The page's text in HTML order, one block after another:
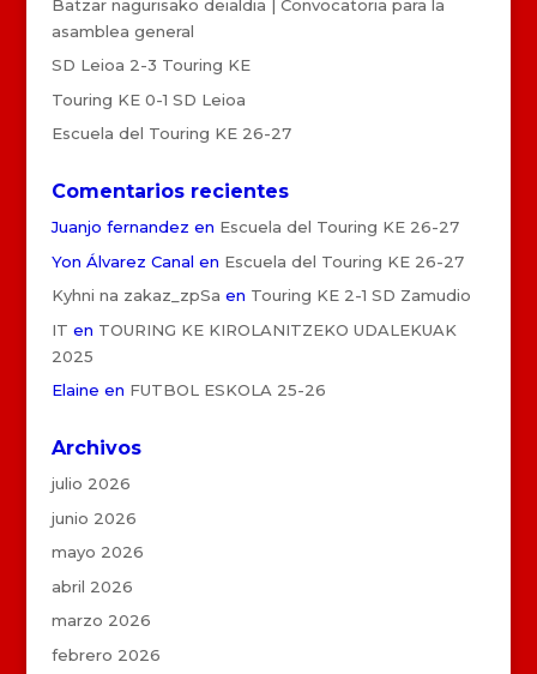
Batzar nagurisako deialdia | Convocatoria para la
asamblea general
SD Leioa 2-3 Touring KE
Touring KE 0-1 SD Leioa
Escuela del Touring KE 26-27
Comentarios recientes
Juanjo fernandez en Escuela del Touring KE 26-27
Yon Álvarez Canal en Escuela del Touring KE 26-27
Kyhni na zakaz_zpSa en Touring KE 2-1 SD Zamudio
IT en TOURING KE KIROLANITZEKO UDALEKUAK
2025
Elaine en FUTBOL ESKOLA 25-26
Archivos
julio 2026
junio 2026
mayo 2026
abril 2026
marzo 2026
febrero 2026